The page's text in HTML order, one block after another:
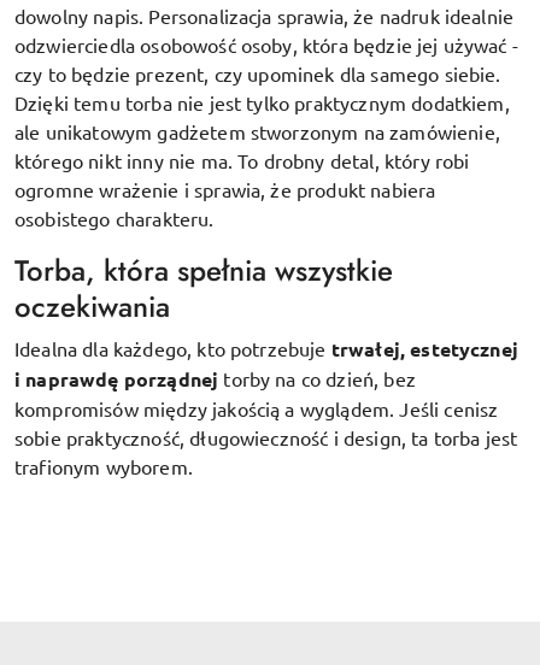
dowolny napis. Personalizacja sprawia, że nadruk idealnie
odzwierciedla osobowość osoby, która będzie jej używać -
czy to będzie prezent, czy upominek dla samego siebie.
Dzięki temu torba nie jest tylko praktycznym dodatkiem,
ale unikatowym gadżetem stworzonym na zamówienie,
którego nikt inny nie ma. To drobny detal, który robi
ogromne wrażenie i sprawia, że produkt nabiera
osobistego charakteru.
Torba, która spełnia wszystkie
oczekiwania
Idealna dla każdego, kto potrzebuje trwałej, estetycznej
i naprawdę porządnej torby na co dzień, bez
kompromisów między jakością a wyglądem. Jeśli cenisz
sobie praktyczność, długowieczność i design, ta torba jest
trafionym wyborem.